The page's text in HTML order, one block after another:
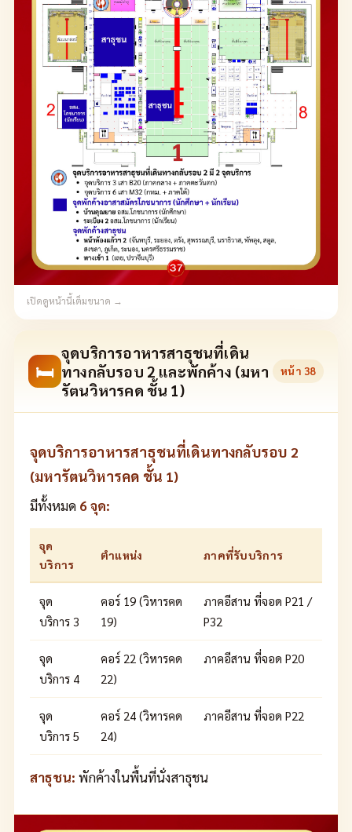
เปิดดูหน้านี้เต็มขนาด →
🛏
จุดบริการอาหารสาธุชนที่เดิน
ทางกลับรอบ 2 และพักค้าง (มหา
รัตนวิหารคด ชั้น 1)
หน้า 38
จุดบริการอาหารสาธุชนที่เดินทางกลับรอบ 2
(มหารัตนวิหารคด ชั้น 1)
มีทั้งหมด 6 จุด:
จุด
บริการ
ตำแหน่ง ภาคที่รับบริการ
จุด
บริการ 3
คอร์ 19 (วิหารคด
19)
ภาคอีสาน ที่จอด P21 /
P32
จุด
บริการ 4
คอร์ 22 (วิหารคด
22)
ภาคอีสาน ที่จอด P20
จุด
บริการ 5
คอร์ 24 (วิหารคด
24)
ภาคอีสาน ที่จอด P22
สาธุชน: พักค้างในพื้นที่นั่งสาธุชน